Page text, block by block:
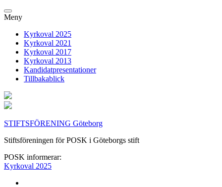
Meny
Kyrkoval 2025
Kyrkoval 2021
Kyrkoval 2017
Kyrkoval 2013
Kandidatpresentationer
Tillbakablick
STIFTSFÖRENING Göteborg
Stiftsföreningen för POSK i Göteborgs stift
POSK informerar:
Kyrkoval 2025